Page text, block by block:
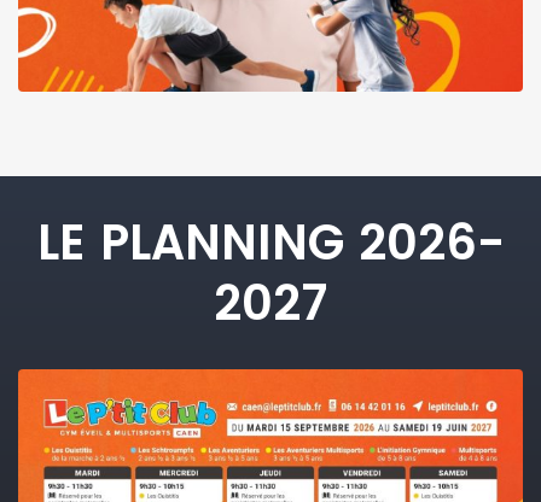
LE PLANNING 2026-
2027